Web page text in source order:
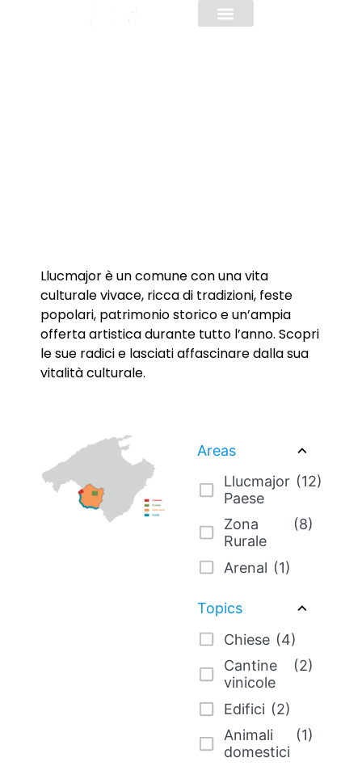
Llucmajor è un comune con una vita
culturale vivace, ricca di tradizioni, feste
popolari, patrimonio storico e un’ampia
offerta artistica durante tutto l’anno. Scopri
le sue radici e lasciati affascinare dalla sua
vitalità culturale.
Areas
Llucmajor
Paese
(12)
Zona
Rurale
(8)
Arenal (1)
Topics
Chiese (4)
Cantine
vinicole
(2)
Edifici (2)
Animali
domestici
(1)